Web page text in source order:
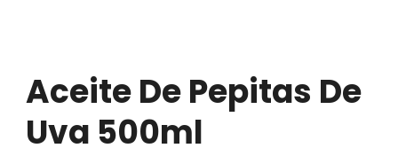
Aceite De Pepitas De
Uva 500ml